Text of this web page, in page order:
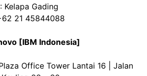
Kelapa Gading
21 45844088
[IBM Indonesia]
Office Tower Lantai 16 | Jalan